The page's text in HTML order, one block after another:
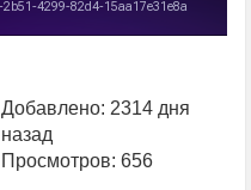
Добавлено: 2314 дня
назад
Просмотров: 656